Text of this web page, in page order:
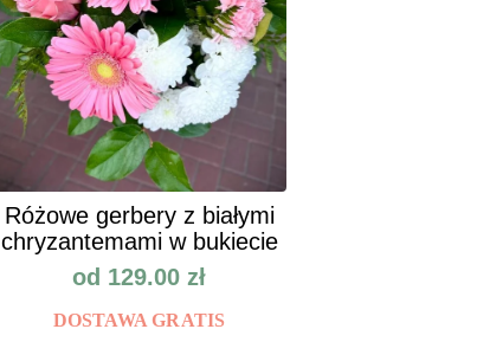
Różowe gerbery z białymi
chryzantemami w bukiecie
od 129.00 zł
DOSTAWA GRATIS